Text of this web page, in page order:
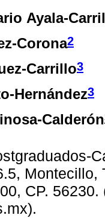
Ayala-
Corona2
Carrillo3
Hernández3
Calderón
Montecillo,
CP.